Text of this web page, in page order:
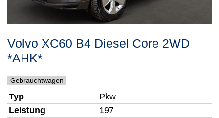
Volvo XC60 B4 Diesel Core 2WD
*AHK*
Gebrauchtwagen
Typ
Pkw
Leistung
197